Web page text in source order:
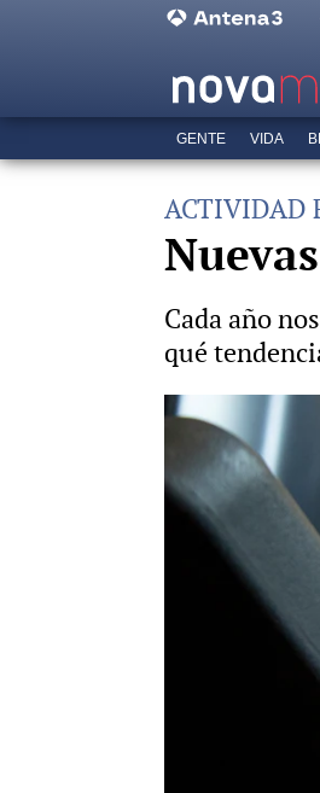
GENTE VIDA
ACTIVIDAD
Cada año
qué